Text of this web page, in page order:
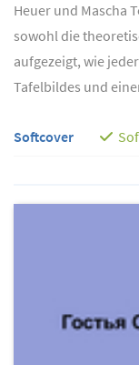
Heuer und Mascha
sowohl die
aufgezeigt, wie
Tafelbildes und
Softcover